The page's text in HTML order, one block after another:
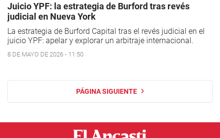
Juicio YPF: la estrategia de Burford tras revés
judicial en Nueva York
La estrategia de Burford Capital tras el revés judicial en el
juicio YPF: apelar y explorar un arbitraje internacional.
8 DE MAYO DE 2026 - 11:50
PÁGINA SIGUIENTE